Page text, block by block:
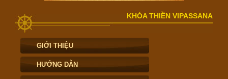
KHÓA THIỀN VIPASSANA
GIỚI THIỆU
HƯỚNG DẪN